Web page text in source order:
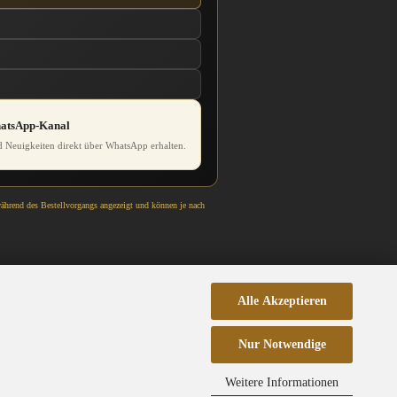
Alle Akzeptieren
Nur Notwendige
Weitere Informationen
Kanal
Neuigkeiten direkt über WhatsApp erhalten.
des Bestellvorgangs angezeigt und können je nach